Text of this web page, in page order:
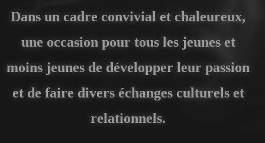
Dans un cadre convivial et chaleureux,
une occasion pour tous les jeunes et
moins jeunes de développer leur passion
et de faire divers échanges culturels et
relationnels.